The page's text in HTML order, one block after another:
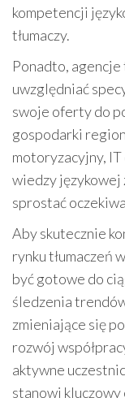
kompetencji
tłumaczy.
Ponadto, agencje
uwzględniać
swoje oferty do
gospodarki
motoryzacyjny, IT
wiedzy językowej
sprostać
Aby skutecznie
rynku tłumaczeń
być gotowe do
śledzenia
zmieniające się
rozwój
aktywne
stanowi kluczowy